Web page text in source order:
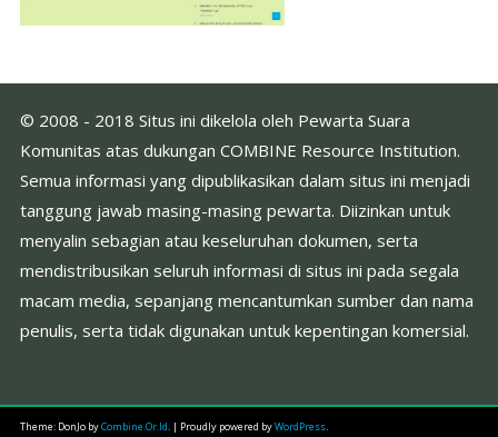
© 2008 - 2018 Situs ini dikelola oleh Pewarta Suara
Komunitas atas dukungan COMBINE Resource Institution.
Semua informasi yang dipublikasikan dalam situs ini menjadi
tanggung jawab masing-masing pewarta. Diizinkan untuk
menyalin sebagian atau keseluruhan dokumen, serta
mendistribusikan seluruh informasi di situs ini pada segala
macam media, sepanjang mencantumkan sumber dan nama
penulis, serta tidak digunakan untuk kepentingan komersial.
Theme: DonJo byCombine.Or.Id. | Proudly powered byWordPress.